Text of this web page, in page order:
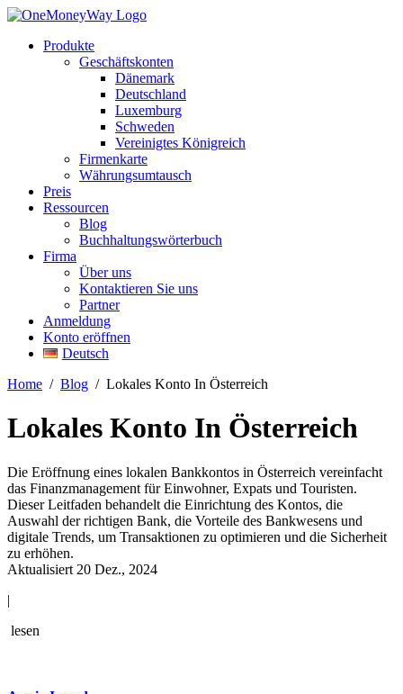
Produkte
Geschäftskonten
Dänemark
Deutschland
Luxemburg
Schweden
Vereinigtes Königreich
Firmenkarte
Währungsumtausch
Preis
Ressourcen
Blog
Buchhaltungswörterbuch
Firma
Über uns
Kontaktieren Sie uns
Partner
Anmeldung
Konto eröffnen
Deutsch
Home / Blog / Lokales Konto In Österreich
Lokales Konto In Österreich
Die Eröffnung eines lokalen Bankkontos in Österreich vereinfacht
das Finanzmanagement für Einwohner, Expats und Touristen.
Dieser Leitfaden behandelt die Einrichtung des Kontos, die
Auswahl der richtigen Bank, die Vorteile des Bankwesens und
digitale Trends, um Transaktionen zu optimieren und die Sicherheit
zu erhöhen.
Aktualisiert 20 Dez., 2024
|
lesen